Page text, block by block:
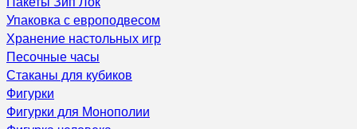
Упаковка с европодвесом
Хранение настольных игр
Песочные часы
Стаканы для кубиков
Фигурки
Фигурки для Монополии